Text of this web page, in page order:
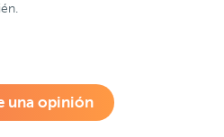
una opinión